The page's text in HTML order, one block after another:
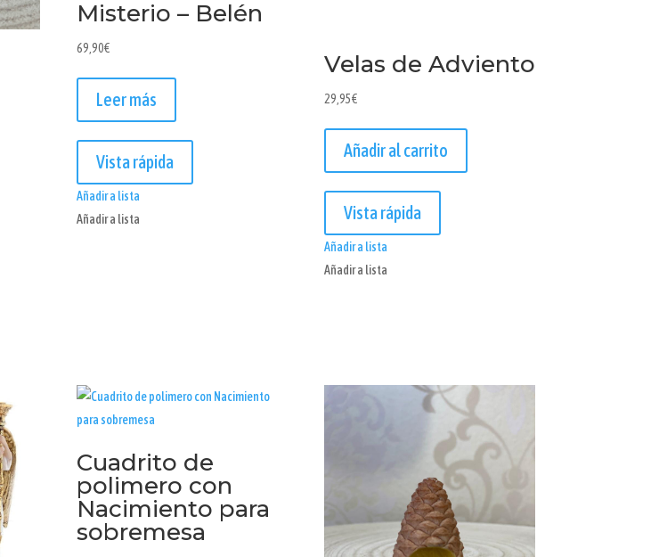
Misterio – Belén
69,90€
Leer más
Vista rápida
Añadir a lista
Añadir a lista
Velas de Adviento
29,95€
Añadir al carrito
Vista rápida
Añadir a lista
Añadir a lista
Cuadrito de
polimero con
Nacimiento para
sobremesa